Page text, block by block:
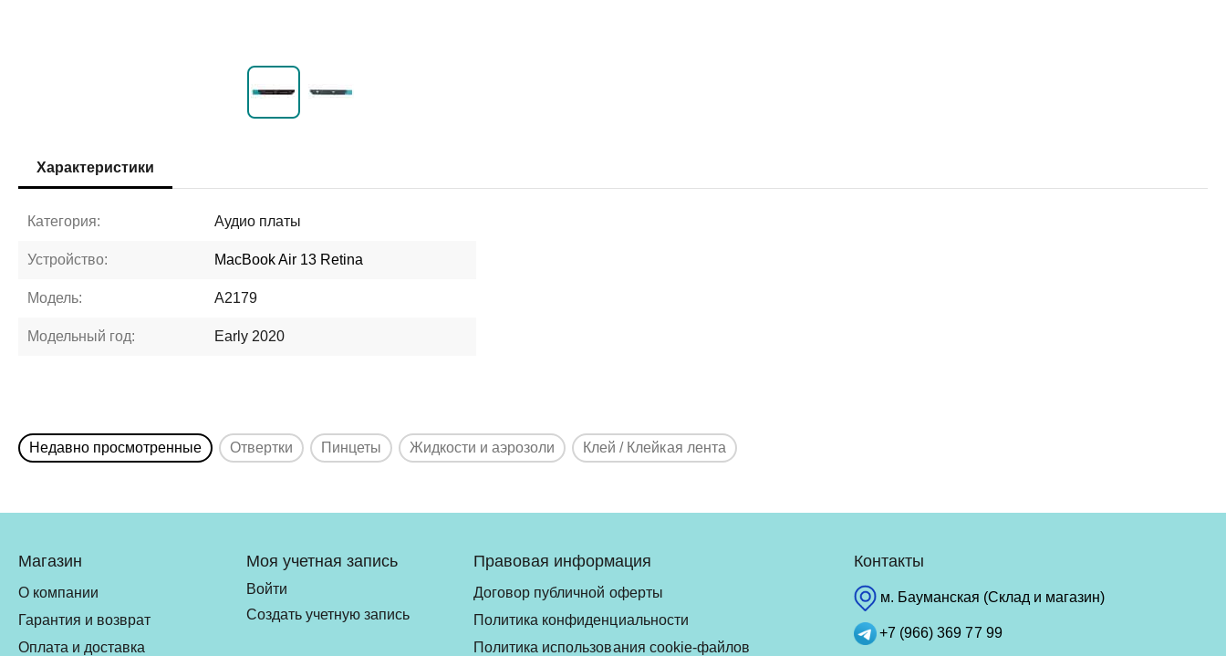
Характеристики
Категория: Аудио платы
Устройство: MacBook Air 13 Retina
Модель: A2179
Модельный год: Early 2020
Недавно просмотренные Отвертки Пинцеты Жидкости и аэрозоли Клей / Клейкая лента
Магазин
О компании
Гарантия и возврат
Оплата и доставка
Моя учетная запись
Войти
Создать учетную запись
Правовая информация
Договор публичной оферты
Политика конфиденциальности
Политика использования cookie-файлов
Контакты
м. Бауманская (Склад и магазин)
+7 (966) 369 77 99